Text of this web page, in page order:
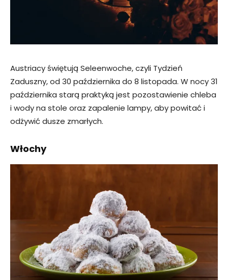
Austriacy świętują Seleenwoche, czyli Tydzień
Zaduszny, od 30 października do 8 listopada. W nocy 31
października starą praktyką jest pozostawienie chleba
i wody na stole oraz zapalenie lampy, aby powitać i
odżywić dusze zmarłych.
Włochy